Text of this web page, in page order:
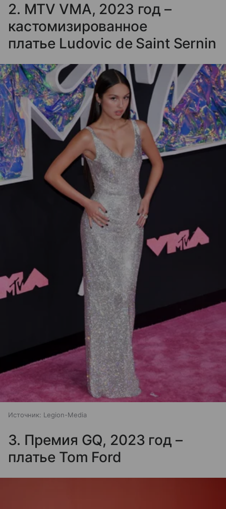
2. MTV VMA, 2023 год –
кастомизированное
платье Ludovic de Saint Sernin
Источник: Legion-Media
3. Премия GQ, 2023 год –
платье Tom Ford